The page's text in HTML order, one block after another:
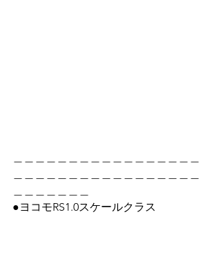
●ヨコモRS1.0スケールクラス